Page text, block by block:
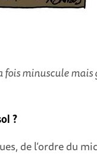
minuscule
?
de l’ordre du